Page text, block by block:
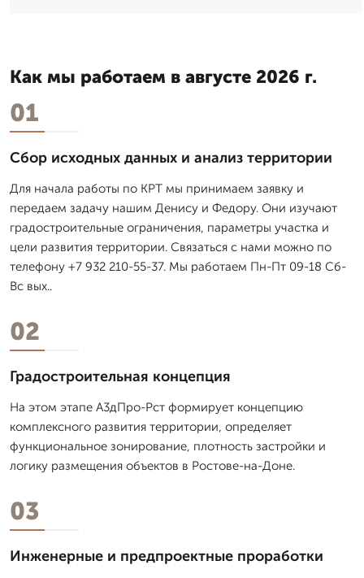
Как мы работаем в августе 2026 г.
01
Сбор исходных данных и анализ территории
Для начала работы по КРТ мы принимаем заявку и
передаем задачу нашим Денису и Федору. Они изучают
градостроительные ограничения, параметры участка и
цели развития территории. Связаться с нами можно по
телефону +7 932 210-55-37. Мы работаем Пн-Пт 09-18 Сб-
Вс вых..
02
Градостроительная концепция
На этом этапе А3дПро-Рст формирует концепцию
комплексного развития территории, определяет
функциональное зонирование, плотность застройки и
логику размещения объектов в Ростове-на-Доне.
03
Инженерные и предпроектные проработки